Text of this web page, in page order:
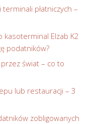
płatniczych –
kasoterminal Elzab K2
podatników?
świat – co to
lub restauracji – 3
zobligowanych